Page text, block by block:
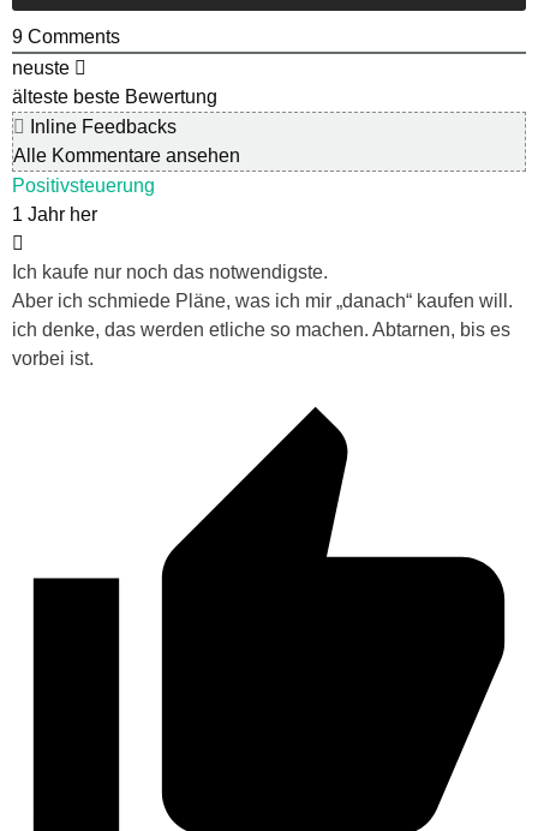
9 Comments
neuste
älteste beste Bewertung
Inline Feedbacks
Alle Kommentare ansehen
Positivsteuerung
1 Jahr her
Ich kaufe nur noch das notwendigste.
Aber ich schmiede Pläne, was ich mir „danach“ kaufen will.
ich denke, das werden etliche so machen. Abtarnen, bis es
vorbei ist.